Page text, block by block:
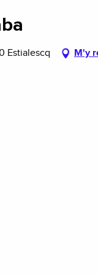
Estialescq M'y